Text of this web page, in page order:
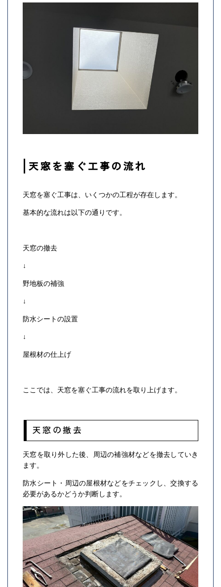
天窓を塞ぐ工事の流れ
天窓を塞ぐ工事は、いくつかの工程が存在します。
基本的な流れは以下の通りです。
天窓の撤去
↓
野地板の補強
↓
防水シートの設置
↓
屋根材の仕上げ
ここでは、天窓を塞ぐ工事の流れを取り上げます。
天窓の撤去
天窓を取り外した後、周辺の補強材などを撤去していき
ます。
防水シート・周辺の屋根材などをチェックし、交換する
必要があるかどうか判断します。